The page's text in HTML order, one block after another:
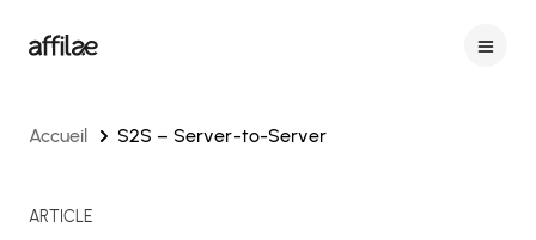
Accueil S2S – Server-to-Server
ARTICLE